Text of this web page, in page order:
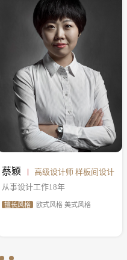
蔡颖
高级设计师 样板间设计
从事设计工作18年
擅长风格 欧式风格 美式风格